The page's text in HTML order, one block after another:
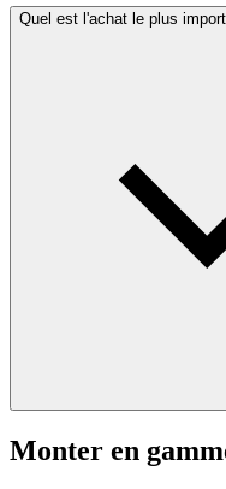
Quel est l'achat le plus
Monter en